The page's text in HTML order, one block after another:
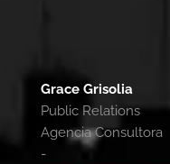
Grace Grisolia
Public Relations
Agencia Consultora
-